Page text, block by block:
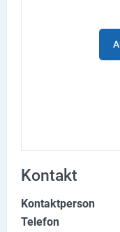
Kontakt
Kontaktperson
Telefon
Marken
Produktgruppen
Partner